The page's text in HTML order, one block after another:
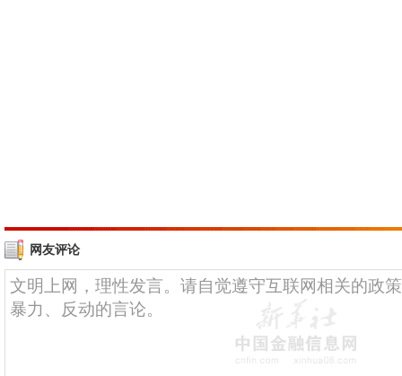
网友评论